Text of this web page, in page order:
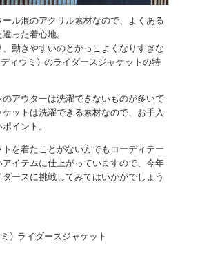
ル混のアクリル素材なので、よくある
った着心地。
、動きやすいのとかっこよくなりすぎな
ィウミ) のライダースジャケットの特
のアウターは洗濯できないものが多いで
ットは洗濯できる素材なので、お手入
イント。
を着たことがない方でもコーディテー
アイテムに仕上がっていますので、今年
ースに挑戦してみてはいかがでしょう
) ライダースジャケット